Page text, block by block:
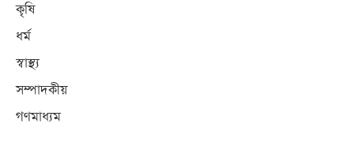
কৃষি
ধর্ম
স্বাস্থ্য
সম্পাদকীয়
গণমাধ্যম